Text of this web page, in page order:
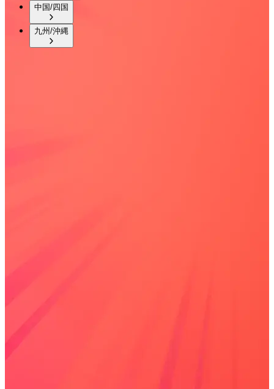
中国/四国
九州/沖縄